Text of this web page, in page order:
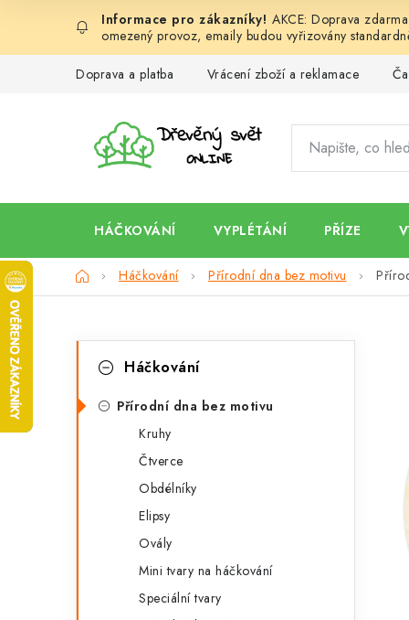
obsah
AKCE: Doprava
omezený provoz, emaily budou vyřizovány
Doprava a platba Vrácení zboží a reklamace
HÁČKOVÁNÍ VYPLÉTÁNÍ PŘÍZE
DomůHáčkování Přírodní dna bez motivu
o
s
kategorie
t
Háčkování
Přírodní dna bez motivu
Kruhy
Čtverce
Obdélníky
Elipsy
Ovály
Mini tvary na háčkování
Speciální tvary